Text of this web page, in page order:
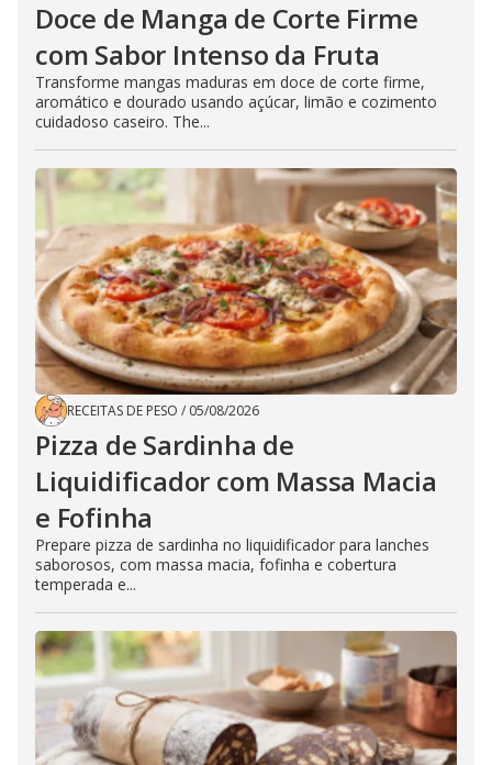
Doce de Manga de Corte Firme
com Sabor Intenso da Fruta
Transforme mangas maduras em doce de corte firme,
aromático e dourado usando açúcar, limão e cozimento
cuidadoso caseiro. The...
RECEITAS DE PESO / 05/08/2026
Pizza de Sardinha de
Liquidificador com Massa Macia
e Fofinha
Prepare pizza de sardinha no liquidificador para lanches
saborosos, com massa macia, fofinha e cobertura
temperada e...